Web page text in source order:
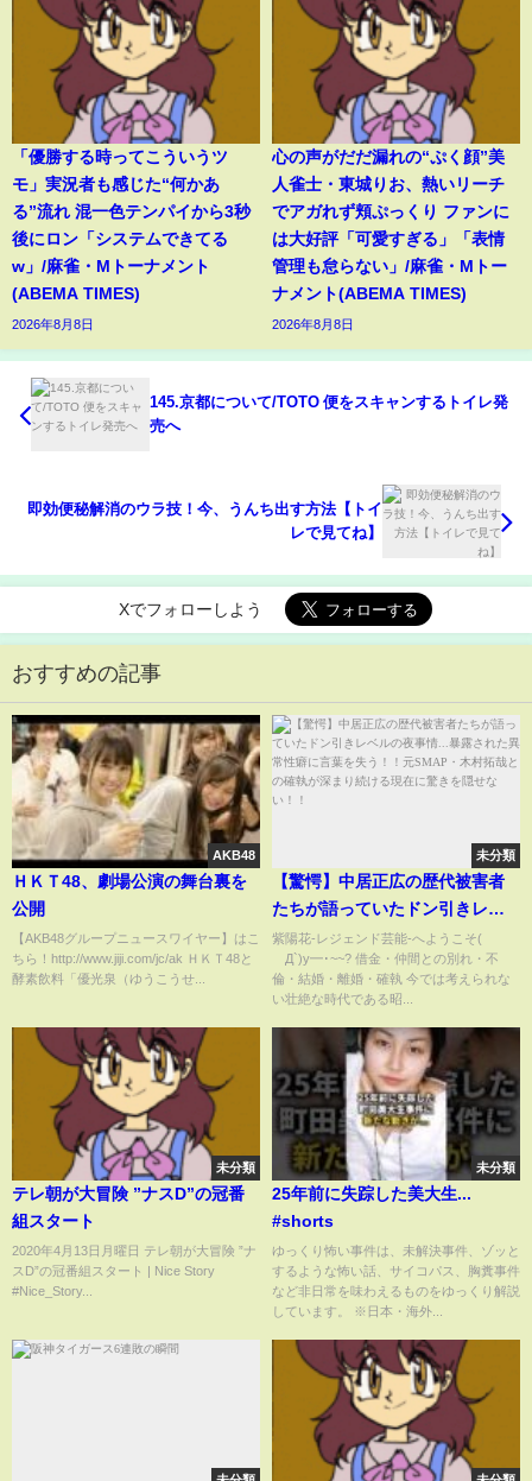
「優勝する時ってこういうツ
モ」実況者も感じた“何かあ
る”流れ 混一色テンパイから3秒
後にロン「システムできてる
w」/麻雀・Mトーナメント
(ABEMA TIMES)
2026年8月8日
心の声がだだ漏れの“ぷく顔”美
人雀士・東城りお、熱いリーチ
でアガれず頬ぷっくり ファンに
は大好評「可愛すぎる」「表情
管理も怠らない」/麻雀・Mトー
ナメント(ABEMA TIMES)
2026年8月8日
145.京都について/TOTO 便をスキャンするトイレ発
売へ
即効便秘解消のウラ技！今、うんち出す方法【トイ
レで見てね】
Xでフォローしよう
おすすめの記事
AKB48
ＨＫＴ48、劇場公演の舞台裏を
公開
【AKB48グループニュースワイヤー】はこ
ちら！http://www.jiji.com/jc/ak ＨＫＴ48と
酵素飲料「優光泉（ゆうこうせ...
未分類
【驚愕】中居正広の歴代被害者
たちが語っていたドン引きレベ
ルの夜事情...暴露された異常性癖
に言葉を失う！！元SMAP・木村
拓哉との確執が深まり続ける現
紫陽花-レジェンド芸能-へようこそ(
´Д`)y━･~~? 借金・仲間との別れ・不
倫・結婚・離婚・確執 今では考えられな
い壮絶な時代である昭...
未分類
テレ朝が大冒険 ”ナスD”の冠番
組スタート
2020年4月13日月曜日 テレ朝が大冒険 ”ナ
スD”の冠番組スタート | Nice Story
#Nice_Story...
未分類
25年前に失踪した美大生...
#shorts
ゆっくり怖い事件は、未解決事件、ゾッと
するような怖い話、サイコパス、胸糞事件
など非日常を味わえるものをゆっくり解説
しています。 ※日本・海外...